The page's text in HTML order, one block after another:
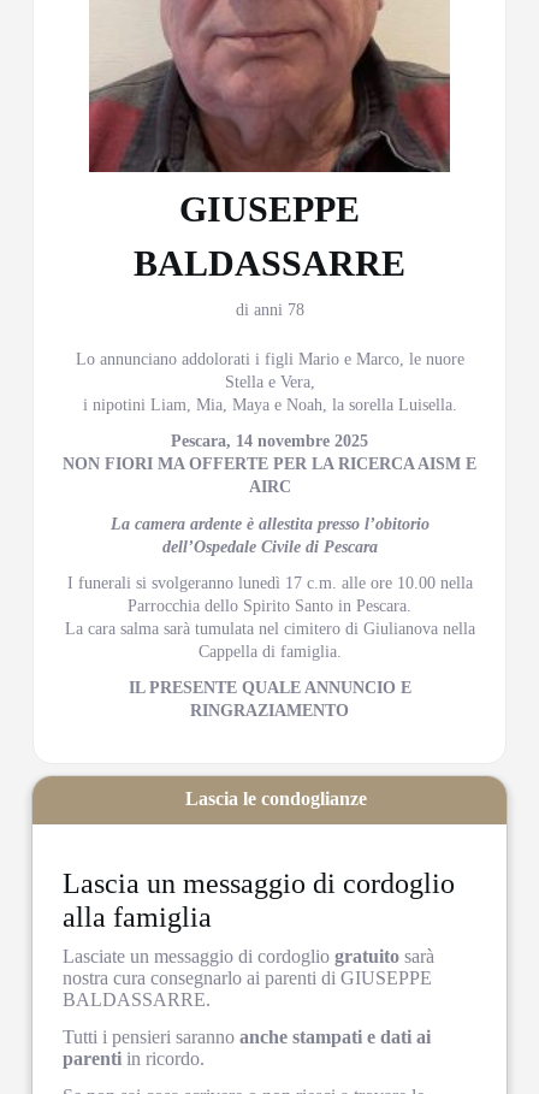
GIUSEPPE
BALDASSARRE
di anni 78
Lo annunciano addolorati i figli Mario e Marco, le nuore
Stella e Vera,
i nipotini Liam, Mia, Maya e Noah, la sorella Luisella.
Pescara, 14 novembre 2025
NON FIORI MA OFFERTE PER LA RICERCA AISM E
AIRC
La camera ardente è allestita presso l’obitorio
dell’Ospedale Civile di Pescara
I funerali si svolgeranno lunedì 17 c.m. alle ore 10.00 nella
Parrocchia dello Spirito Santo in Pescara.
La cara salma sarà tumulata nel cimitero di Giulianova nella
Cappella di famiglia.
IL PRESENTE QUALE ANNUNCIO E
RINGRAZIAMENTO
Lascia un messaggio di cordoglio
alla famiglia
Lasciate un messaggio di cordogliogratuito sarà
nostra cura consegnarlo ai parenti di GIUSEPPE
BALDASSARRE.
Tutti i pensieri sarannoanche stampati e dati ai
parenti in ricordo.
Lascia le condoglianze